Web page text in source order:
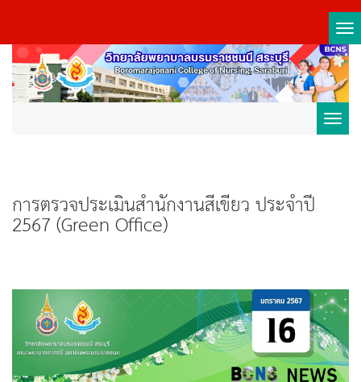
การตรวจประเมินสำนักงานสีเขียว ประจำปี
2567 (Green Office)